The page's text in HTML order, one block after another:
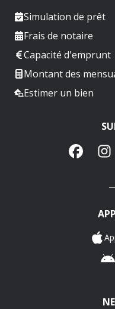
Simulation de prêt
Frais de notaire
Capacité d'emprunt
Montant des
Estimer un bien
Facebook